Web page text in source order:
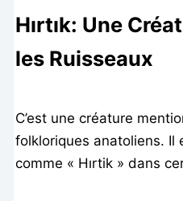
Hırtık: Une
les Ruisseaux
C’est une créature
folkloriques anatoliens. Il
comme « Hırtik » dans